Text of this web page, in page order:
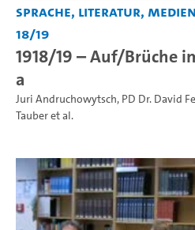
Sprache, Literatur, Medien
18/19
1918/19 – Auf/Brüche
a
Juri Andruchowytsch, PD Dr. David
Tauberet al.